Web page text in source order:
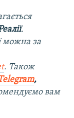
.
можна за
. Також
,
вам